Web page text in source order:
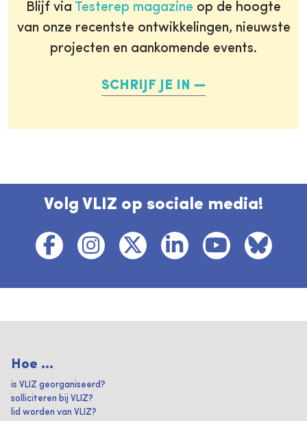
Blijf via Testerep magazine op de hoogte
van onze recentste ontwikkelingen, nieuwste
projecten en aankomende events.
SCHRIJF JE IN
Volg VLIZ op sociale media!
Hoe ...
is VLIZ georganiseerd?
solliciteren bij VLIZ?
lid worden van VLIZ?